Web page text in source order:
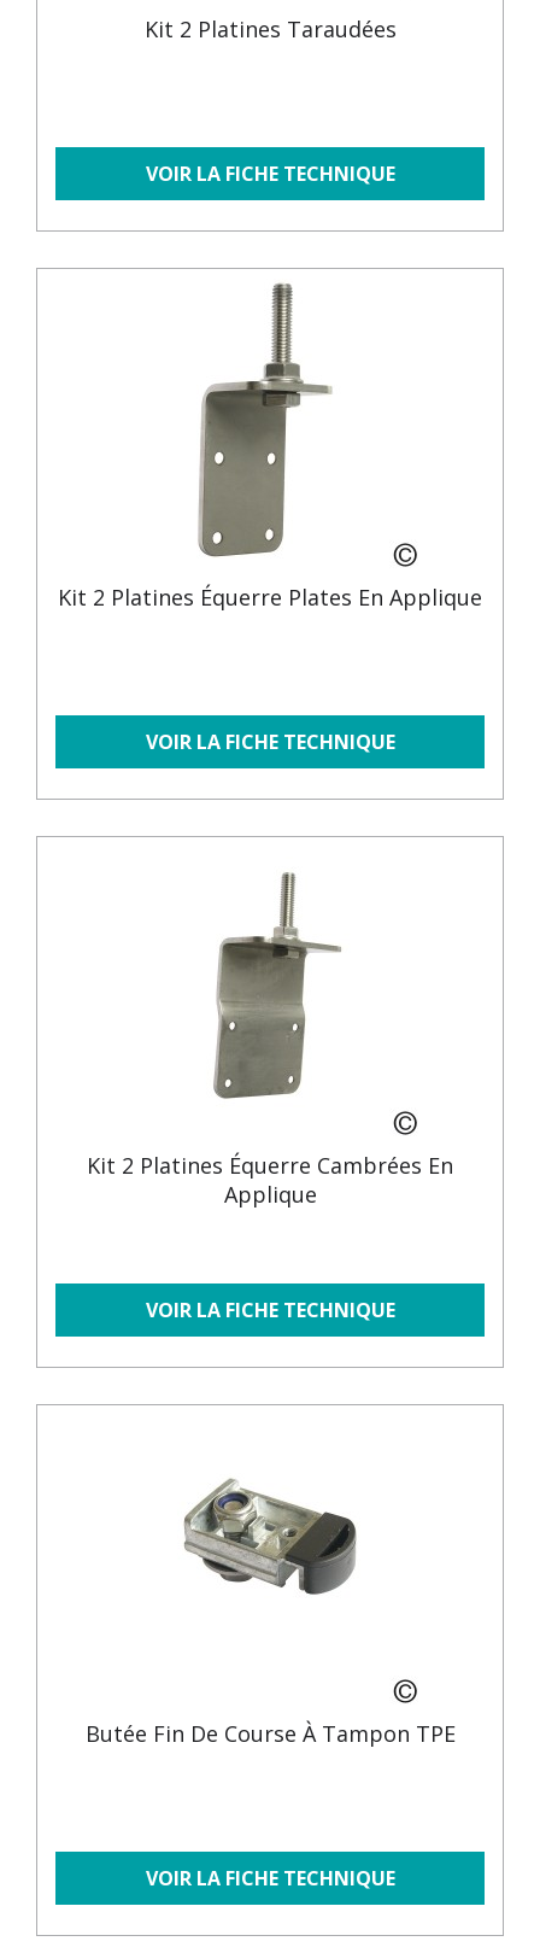
Kit 2 Platines Taraudées
VOIR LA FICHE TECHNIQUE
Kit 2 Platines Équerre Plates En Applique
VOIR LA FICHE TECHNIQUE
Kit 2 Platines Équerre Cambrées En
Applique
VOIR LA FICHE TECHNIQUE
Butée Fin De Course À Tampon TPE
VOIR LA FICHE TECHNIQUE